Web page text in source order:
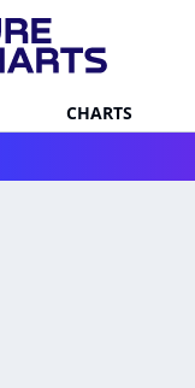
CHARTS